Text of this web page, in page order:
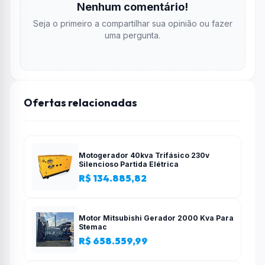
carregamento: Até 1 hora Conteúdo do Pacote
02 x Fones TWH-F9 01 x Estojo de
Nenhum comentário!
Seja o primeiro a compartilhar sua opinião ou fazer
uma pergunta.
Ofertas relacionadas
Motogerador 40kva Trifásico 230v
Silencioso Partida Elétrica
R$ 134.885,82
Motor Mitsubishi Gerador 2000 Kva Para
Stemac
R$ 658.559,99